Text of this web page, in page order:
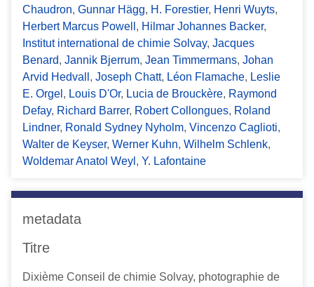
Chaudron, Gunnar Hägg, H. Forestier, Henri Wuyts,
Herbert Marcus Powell , Hilmar Johannes Backer,
Institut international de chimie Solvay, Jacques
Benard, Jannik Bjerrum, Jean Timmermans, Johan
Arvid Hedvall , Joseph Chatt, Léon Flamache, Leslie
E. Orgel , Louis D'Or, Lucia de Brouckère, Raymond
Defay, Richard Barrer, Robert Collongues, Roland
Lindner, Ronald Sydney Nyholm, Vincenzo Caglioti,
Walter de Keyser, Werner Kuhn, Wilhelm Schlenk,
Woldemar Anatol Weyl , Y. Lafontaine
metadata
Titre
Dixième Conseil de chimie Solvay, photographie de